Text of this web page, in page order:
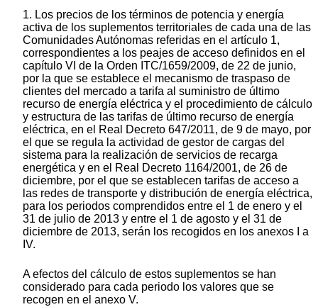
1. Los precios de los términos de potencia y energía
activa de los suplementos territoriales de cada una de las
Comunidades Autónomas referidas en el artículo 1,
correspondientes a los peajes de acceso definidos en el
capítulo VI de la Orden ITC/1659/2009, de 22 de junio,
por la que se establece el mecanismo de traspaso de
clientes del mercado a tarifa al suministro de último
recurso de energía eléctrica y el procedimiento de cálculo
y estructura de las tarifas de último recurso de energía
eléctrica, en el Real Decreto 647/2011, de 9 de mayo, por
el que se regula la actividad de gestor de cargas del
sistema para la realización de servicios de recarga
energética y en el Real Decreto 1164/2001, de 26 de
diciembre, por el que se establecen tarifas de acceso a
las redes de transporte y distribución de energía eléctrica,
para los periodos comprendidos entre el 1 de enero y el
31 de julio de 2013 y entre el 1 de agosto y el 31 de
diciembre de 2013, serán los recogidos en los anexos I a
IV.
A efectos del cálculo de estos suplementos se han
considerado para cada periodo los valores que se
recogen en el anexo V.